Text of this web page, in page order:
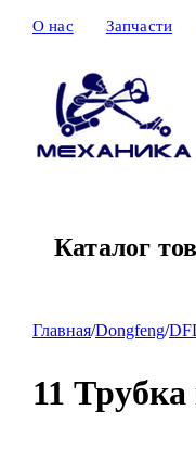
О нас Запчасти
Каталог
Главная/Dongfeng/
11